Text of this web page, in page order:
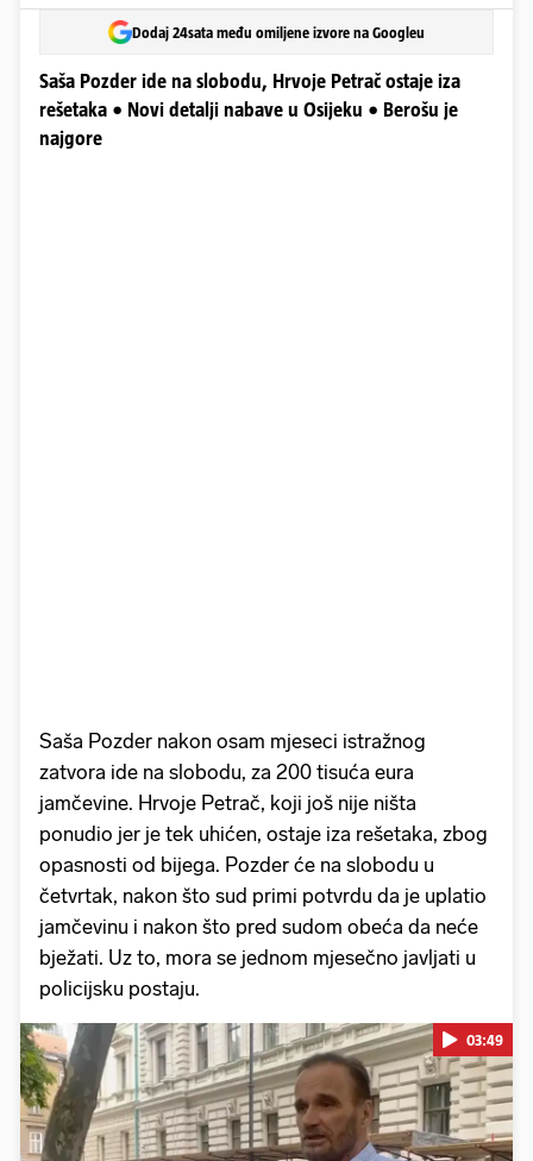
Dodaj 24sata među omiljene izvore na Googleu
Saša Pozder ide na slobodu, Hrvoje Petrač ostaje iza
rešetaka • Novi detalji nabave u Osijeku • Berošu je
najgore
Saša Pozder nakon osam mjeseci istražnog
zatvora ide na slobodu, za 200 tisuća eura
jamčevine. Hrvoje Petrač, koji još nije ništa
ponudio jer je tek uhićen, ostaje iza rešetaka, zbog
opasnosti od bijega. Pozder će na slobodu u
četvrtak, nakon što sud primi potvrdu da je uplatio
jamčevinu i nakon što pred sudom obeća da neće
bježati. Uz to, mora se jednom mjesečno javljati u
policijsku postaju.
03:49